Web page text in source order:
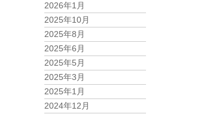
2026年1月
2025年10月
2025年8月
2025年6月
2025年5月
2025年3月
2025年1月
2024年12月